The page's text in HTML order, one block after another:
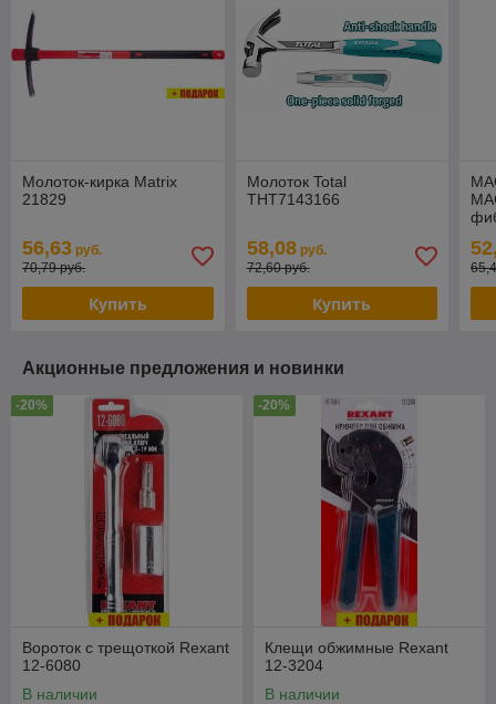
Молоток-кирка Matrix
21829
56,63 руб.
70,79 руб.
Купить
Молоток Total
THT7143166
58,08руб.
72,60 руб.
Купить
Акционные предложения и новинки
-20%
Вороток с трещоткой Rexant
12-6080
В наличии
-20%
Клещи обжимные Rexant
12-3204
В наличии